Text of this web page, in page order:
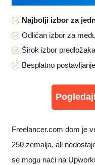
Najbolji izbor za
Odličan izbor za
Širok izbor
Besplatno
Freelancer.com dom je
250 zemalja, ali
se mogu naći na